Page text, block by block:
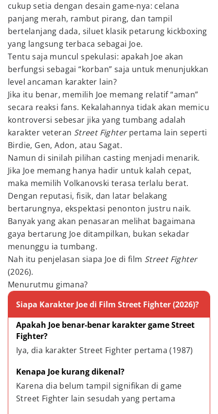
cukup setia dengan desain game-nya: celana
panjang merah, rambut pirang, dan tampil
bertelanjang dada, siluet klasik petarung kickboxing
yang langsung terbaca sebagai Joe.
Tentu saja muncul spekulasi: apakah Joe akan
berfungsi sebagai “korban” saja untuk menunjukkan
level ancaman karakter lain?
Jika itu benar, memilih Joe memang relatif “aman”
secara reaksi fans. Kekalahannya tidak akan memicu
kontroversi sebesar jika yang tumbang adalah
karakter veteran Street Fighterpertama lain seperti
Birdie, Gen, Adon, atau Sagat.
Namun di sinilah pilihan casting menjadi menarik.
Jika Joe memang hanya hadir untuk kalah cepat,
maka memilih Volkanovski terasa terlalu berat.
Dengan reputasi, fisik, dan latar belakang
bertarungnya, ekspektasi penonton justru naik.
Banyak yang akan penasaran melihat bagaimana
gaya bertarung Joe ditampilkan, bukan sekadar
menunggu ia tumbang.
Nah itu penjelasan siapa Joe di film Street Fighter
(2026).
Menurutmu gimana?
Siapa Karakter Joe di Film Street Fighter (2026)?
Apakah Joe benar-benar karakter game Street
Fighter?
Iya, dia karakter Street Fighter pertama (1987)
Kenapa Joe kurang dikenal?
Karena dia belum tampil signifikan di game
Street Fighter lain sesudah yang pertama